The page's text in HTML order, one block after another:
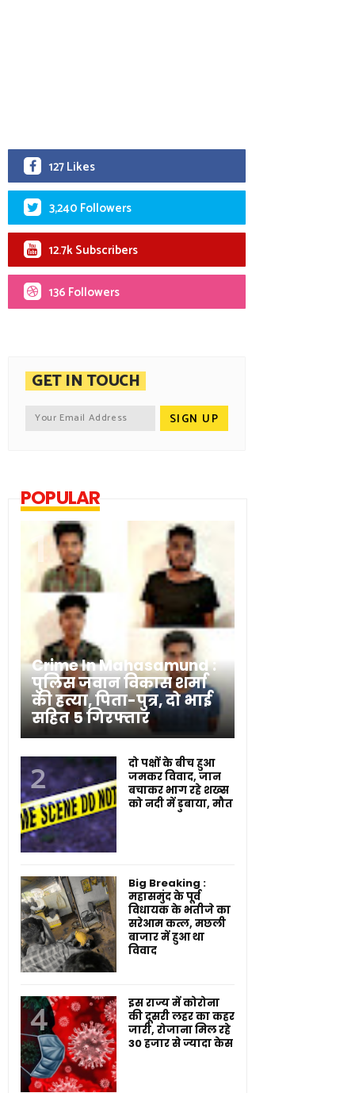
127 Likes
3,240 Followers
12.7k Subscribers
136 Followers
GET IN TOUCH
POPULAR
Crime In Mahasamund :
पुलिस जवान विकास शर्मा
की हत्या, पिता-पुत्र, दो भाई
सहित 5 गिरफ्तार
दो पक्षों के बीच हुआ
जमकर विवाद, जान
बचाकर भाग रहे शख्स
को नदी में डुबाया, मौत
Big Breaking :
महासमुंद के पूर्व
विधायक के भतीजे का
सरेआम कत्ल, मछली
बाजार में हुआ था
विवाद
इस राज्य में कोरोना
की दूसरी लहर का कहर
जारी, रोजाना मिल रहे
30 हजार से ज्यादा केस